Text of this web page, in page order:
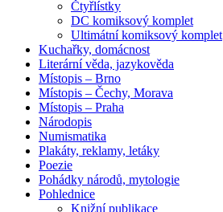
Čtyřlístky
DC komiksový komplet
Ultimátní komiksový komplet
Kuchařky, domácnost
Literární věda, jazykověda
Místopis – Brno
Místopis – Čechy, Morava
Místopis – Praha
Národopis
Numismatika
Plakáty, reklamy, letáky
Poezie
Pohádky národů, mytologie
Pohlednice
Knižní publikace